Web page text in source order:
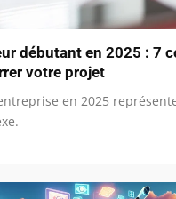
débutant en 2025 : 7
votre projet
en 2025